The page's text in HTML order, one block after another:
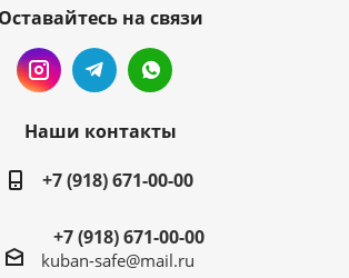
Оставайтесь на связи
Наши контакты
+7 (918) 671-00-00
+7 (918) 671-00-00
kuban-safe@mail.ru